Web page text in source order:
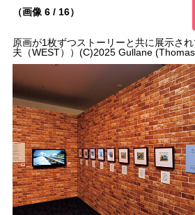
（画像 6 / 16）
原画が1枚ずつストーリーと共に展示さ
夫（WEST））(C)2025 Gullane